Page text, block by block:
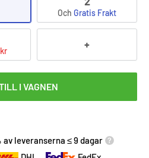
Och Gratis Frakt
+
I VAGNEN
av leveranserna ≤ 9 dagar